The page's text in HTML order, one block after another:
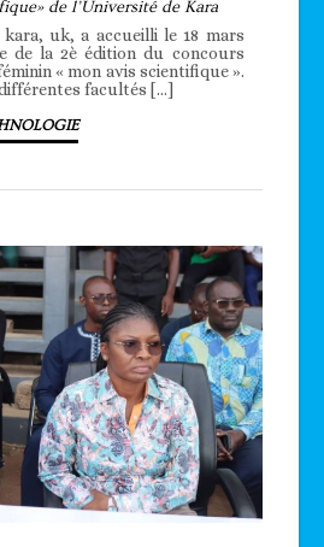
de l’Université de Kara
uk, a accueilli le 18 mars
de la 2è édition du concours
« mon avis scientifique ».
facultés […]